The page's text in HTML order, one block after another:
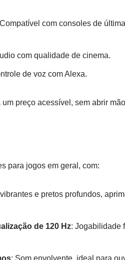
com consoles de
com qualidade de cinema.
de voz com Alexa.
preço acessível, sem abrir
para jogos em geral, com:
e pretos profundos,
de 120 Hz: Jogabilidade
: Som envolvente, ideal para